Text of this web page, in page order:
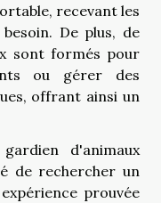
recevant les
De plus, de
sont formés pour
ou gérer des
offrant ainsi un
d'animaux
de rechercher un
prouvée